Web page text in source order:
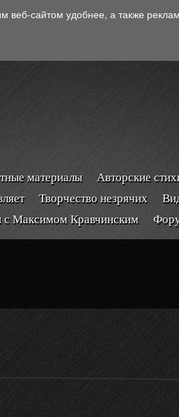
сайтом удобнее, а также
материалы Авторские
Творчество незрячих
с Максимом Кравчинским